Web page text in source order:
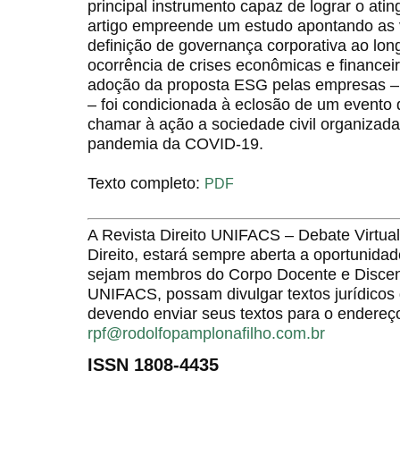
principal instrumento capaz de lograr o
artigo empreende um estudo apontando
definição de governança corporativa ao
ocorrência de crises econômicas e
adoção da proposta ESG pelas empresas
– foi condicionada à eclosão de um
chamar à ação a sociedade civil
pandemia da COVID-19.
Texto completo: PDF
A Revista Direito UNIFACS – Debate
Direito, estará sempre aberta a
sejam membros do Corpo Docente e
UNIFACS, possam divulgar textos
devendo enviar seus textos para o
rpf@rodolfopamplonafilho.com.br
ISSN 1808-4435